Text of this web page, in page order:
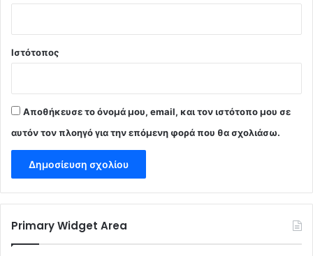
Ιστότοπος
Αποθήκευσε το όνομά μου, email, και τον ιστότοπο μου σε
αυτόν τον πλοηγό για την επόμενη φορά που θα σχολιάσω.
Primary Widget Area